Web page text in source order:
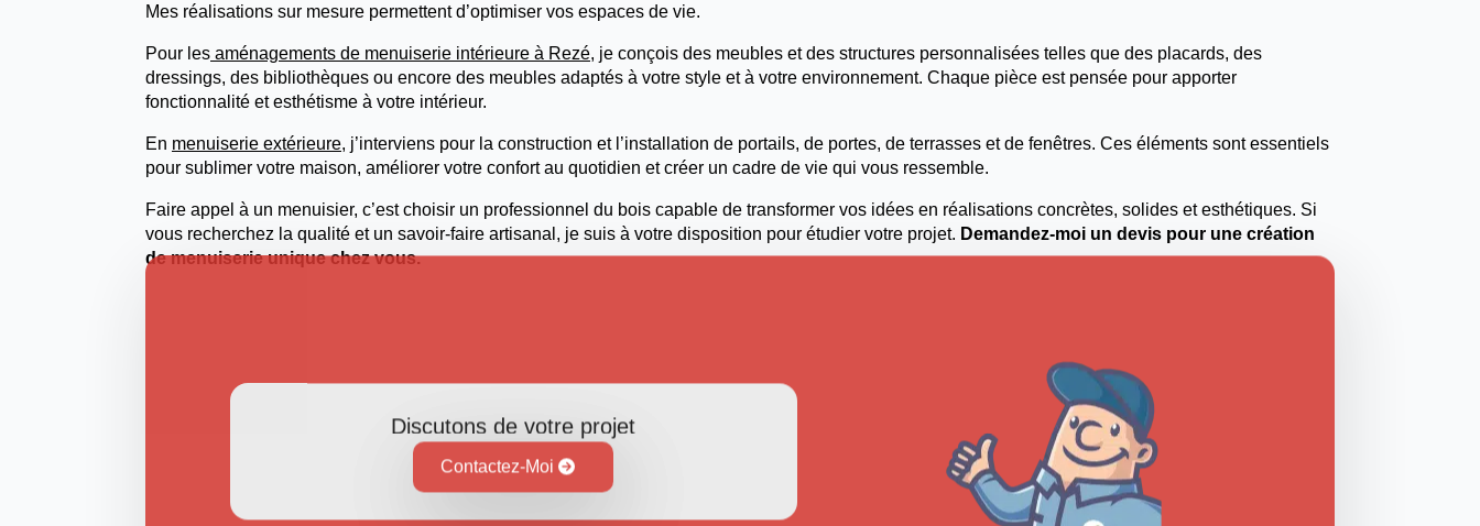
Mes réalisations sur mesure permettent d’optimiser vos espaces de vie.
Pour les aménagements de menuiserie intérieure à Rezé, je conçois des meubles et des structures personnalisées telles que des placards, des
dressings, des bibliothèques ou encore des meubles adaptés à votre style et à votre environnement. Chaque pièce est pensée pour apporter
fonctionnalité et esthétisme à votre intérieur.
En menuiserie extérieure, j’interviens pour la construction et l’installation de portails, de portes, de terrasses et de fenêtres. Ces éléments sont essentiels
pour sublimer votre maison, améliorer votre confort au quotidien et créer un cadre de vie qui vous ressemble.
Faire appel à un menuisier, c’est choisir un professionnel du bois capable de transformer vos idées en réalisations concrètes, solides et esthétiques. Si
vous recherchez la qualité et un savoir-faire artisanal, je suis à votre disposition pour étudier votre projet. Demandez-moi un devis pour une création
de menuiserie unique chez vous.
Discutons de votre projet